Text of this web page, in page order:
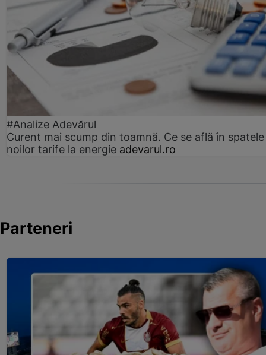
#Analize Adevărul
Curent mai scump din toamnă. Ce se află în spatele
noilor tarife la energie adevarul.ro
Parteneri